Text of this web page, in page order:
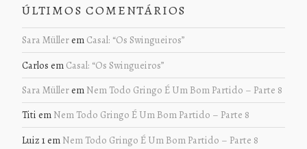
ÚLTIMOS COMENTÁRIOS
Sara Müllerem Casal: “Os Swingueiros”
Carlos em Casal: “Os Swingueiros”
Sara Müllerem Nem Todo Gringo É Um Bom Partido – Parte 8
Titi em Nem Todo Gringo É Um Bom Partido – Parte 8
Luiz 1em Nem Todo Gringo É Um Bom Partido – Parte 8